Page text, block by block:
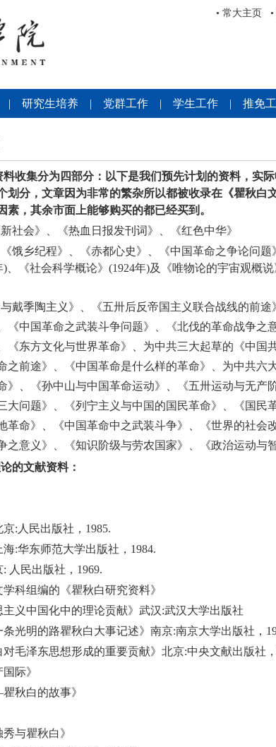
• 常大主页 •
| 研究生培养 | 党群工作 | 学生工作 | 推免
收集分为四部分：以下是我们预先计划的资料，实
划分，文章因为非常的繁杂所以都被收录在《瞿秋白
，其余市面上能够购买的都已经买到。
社会》、《热血日报发刊词》、《红色中华》
《饿乡纪程》、《赤都心史》、《中国革命之争论问题
)、《社会科学概论》 (1924年)及《唯物论的宇宙观概说
与戴季陶主义》、《五卅后反帝国主义联合战线的前
《中国革命之武装斗争问题》、《北伐的革命战争之
《东方文化与世界革命》、为中共三大起草的《中国
之前途》、《中国革命是什么样的革命》、为中共六
》、《孙中山与中国革命运动》、《五卅运动与无产
大问题》、《列宁主义与中国的国民革命》、《国民
革命》、《中国革命中之武装斗争》、《世界的社会
之意义》、《知识阶级与劳农国家》、《政治运动
的文献资料：
京: 人民出版社， 1985.
海:华东师范大学出版社， 1984.
: 人民出版社， 1969.
科组编的《瞿秋白研究资料》
义中国化中的理论贡献》武汉:武汉大学出版社
光明的路瞿秋白大事记述》南京:南京大学出版社，
毛泽东思想形成的重要贡献》北京:中央文献出版社，
际》
秋白的故事》
与瞿秋白》